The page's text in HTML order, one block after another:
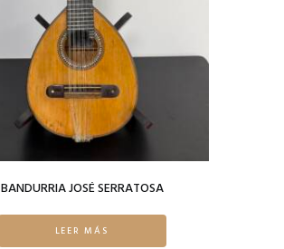
BANDURRIA JOSÉ SERRATOSA
LEER MÁS